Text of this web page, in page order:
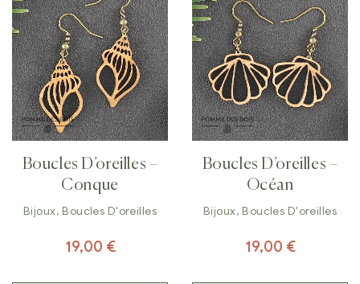
Boucles D’oreilles –
Conque
Bijoux,Boucles D'oreilles
19,00 €
Boucles D’oreilles –
Océan
Bijoux,Boucles D'oreilles
19,00 €